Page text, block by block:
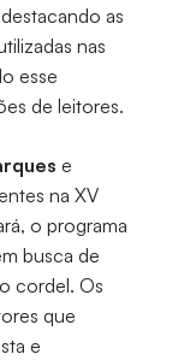
as
nas
esse
de leitores.
e
na XV
o programa
busca de
cordel. Os
que
e